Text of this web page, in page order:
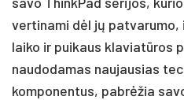
vertinami dėl jų
laiko ir puikaus klaviatūros
naudodamas naujausias
komponentus, pabrėžia